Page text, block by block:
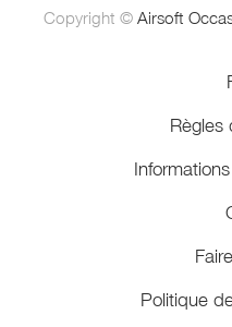
Copyright © Airsoft
Règles
Politique